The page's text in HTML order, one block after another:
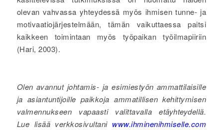
olevan vahvassa yhteydessä myös ihmisen tunne- ja
motivaatiojärjestelmään, tämän vaikuttaessa paitsi
kaikkeen toimintaan myös työpaikan työilmapiiriin
(Hari, 2003).
Olen avannut johtamis- ja esimiestyön ammattilaisille
ja asiantuntijoille paikkoja ammatillisen kehittymisen
valmennukseen vapaasti valittavalla etäyhteydellä.
Lue lisää verkkosivultani www.ihminenihmiselle.com